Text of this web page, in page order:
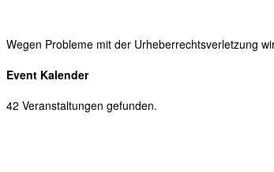
Wegen Probleme mit der Urheberrechtsverletzung
Event Kalender
42 Veranstaltungen gefunden.